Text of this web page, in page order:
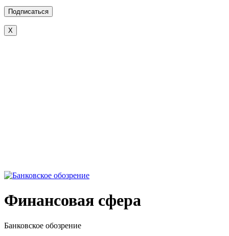
X
Финансовая сфера
Банковское обозрение